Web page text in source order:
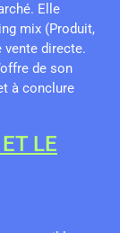
Elle
mix (Produit,
vente directe.
de son
à conclure
LE